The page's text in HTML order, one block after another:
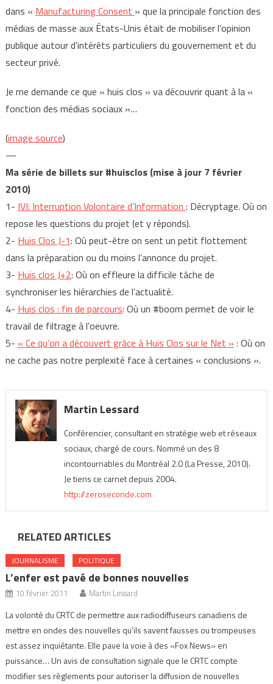
dans « Manufacturing Consent » que la principale fonction des
médias de masse aux États-Unis était de mobiliser l’opinion
publique autour d’intérêts particuliers du gouvernement et du
secteur privé.
Je me demande ce que « huis clos » va découvrir quant à la «
fonction des médias sociaux »…
(image source)
—
Ma série de billets sur #huisclos (mise à jour 7 février
2010)
1- IVI: Interruption Volontaire d’Information : Décryptage. Où on
repose les questions du projet (et y réponds).
2- Huis Clos J-1: Où peut-être on sent un petit flottement
dans la préparation ou du moins l’annonce du projet.
3- Huis clos J+2: Où on effleure la difficile tâche de
synchroniser les hiérarchies de l’actualité.
4- Huis clos : fin de parcours: Où un #boom permet de voir le
travail de filtrage à l’oeuvre.
5- « Ce qu’on a découvert grâce à Huis Clos sur le Net » : Où on
ne cache pas notre perplexité face à certaines « conclusions ».
Martin Lessard
Conférencier, consultant en stratégie web et réseaux
sociaux, chargé de cours. Nommé un des 8
incontournables du Montréal 2.0 (La Presse, 2010).
Je tiens ce carnet depuis 2004.
http://zeroseconde.com
RELATED ARTICLES
JOURNALISME POLITIQUE
L’enfer est pavé de bonnes nouvelles
10 février 2011 Martin Lessard
La volonté du CRTC de permettre aux radiodiffuseurs canadiens de
mettre en ondes des nouvelles qu’ils savent fausses ou trompeuses
est assez inquiétante. Elle pave la voie à des «Fox News» en
puissance… Un avis de consultation signale que le CRTC compte
modifier ses règlements pour autoriser la diffusion de nouvelles